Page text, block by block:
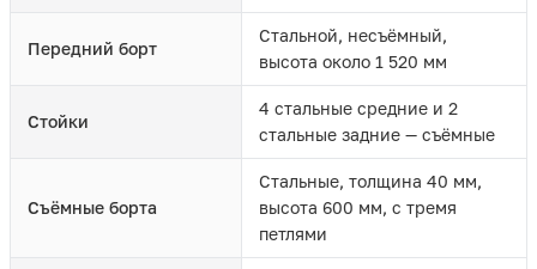
Передний борт
Стальной, несъёмный,
высота около 1 520 мм
Стойки
4 стальные средние и 2
стальные задние — съёмные
Съёмные борта
Стальные, толщина 40 мм,
высота 600 мм, с тремя
петлями